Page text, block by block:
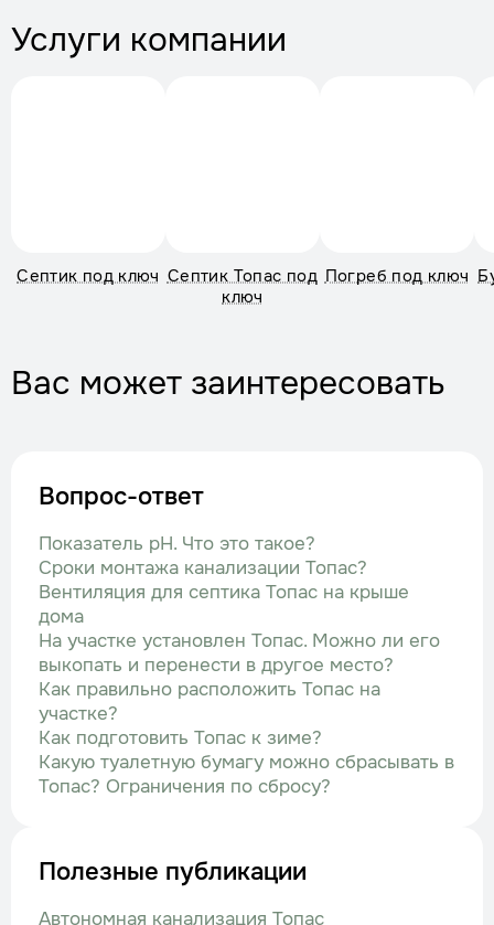
Услуги компании
Септик под ключ Септик Топас под
ключ
Погреб под ключ
Вас может заинтересовать
Вопрос-ответ
Показатель рН. Что это такое?
Сроки монтажа канализации Топас?
Вентиляция для септика Топас на крыше
дома
На участке установлен Топас. Можно ли его
выкопать и перенести в другое место?
Как правильно расположить Топас на
участке?
Как подготовить Топас к зиме?
Какую туалетную бумагу можно сбрасывать в
Топас? Ограничения по сбросу?
Полезные публикации
Автономная канализация Топас